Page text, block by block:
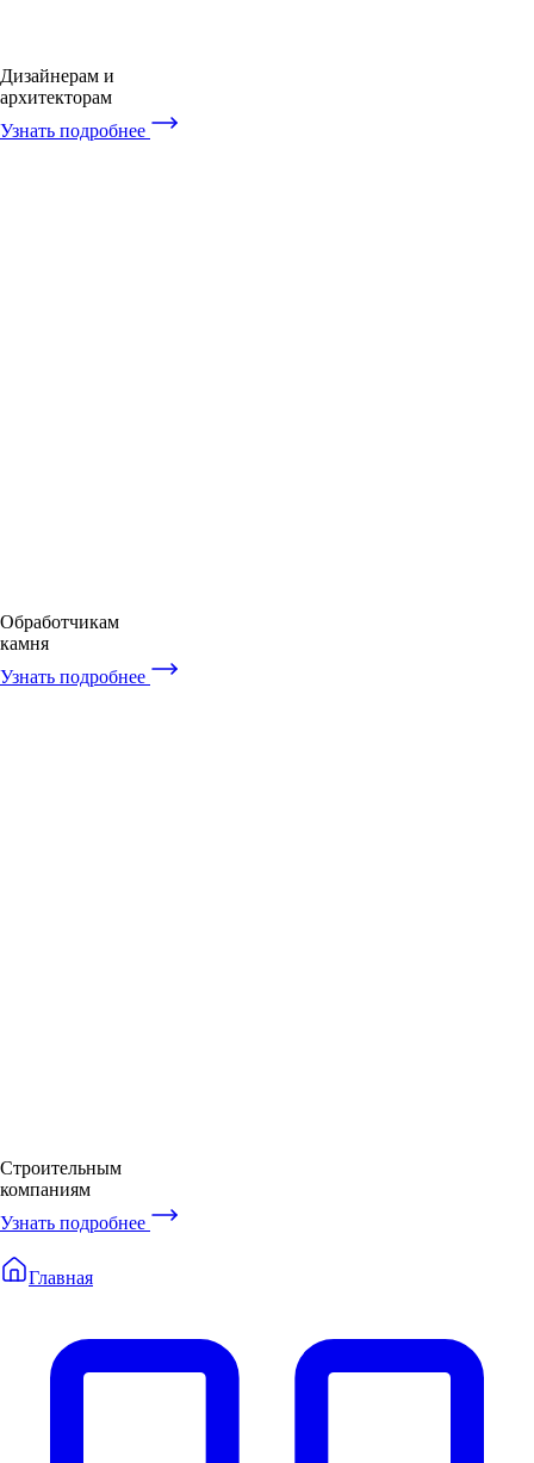
Дизайнерам и
архитекторам
Узнать подробнее
Обработчикам
камня
Узнать подробнее
Строительным
компаниям
Узнать подробнее
Главная